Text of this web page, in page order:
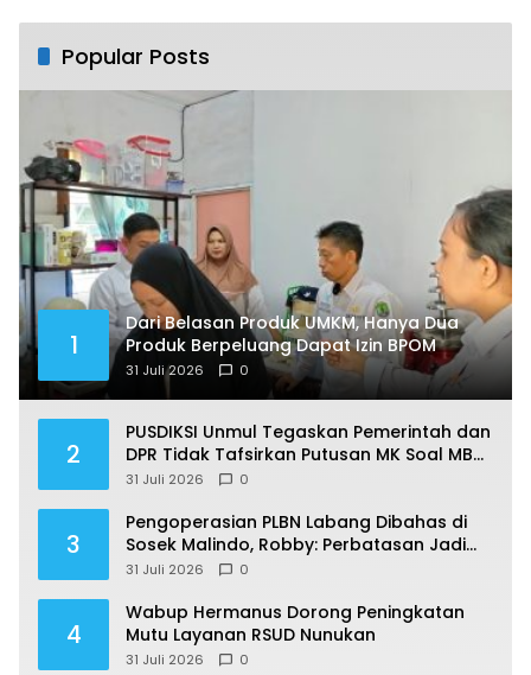
Popular Posts
1
Dari Belasan Produk UMKM, Hanya Dua
Produk Berpeluang Dapat Izin BPOM
31 Juli 2026 0
2
PUSDIKSI Unmul Tegaskan Pemerintah dan
DPR Tidak Tafsirkan Putusan MK Soal MBG
Sesuka Hati
31 Juli 2026 0
3
Pengoperasian PLBN Labang Dibahas di
Sosek Malindo, Robby: Perbatasan Jadi
Motor Ekonomi
31 Juli 2026 0
4
Wabup Hermanus Dorong Peningkatan
Mutu Layanan RSUD Nunukan
31 Juli 2026 0